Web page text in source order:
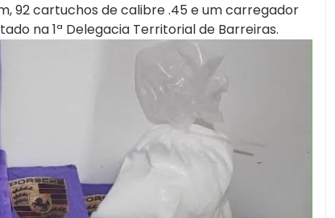
92 cartuchos de calibre .45 e um carregador
na 1ª Delegacia Territorial de Barreiras.